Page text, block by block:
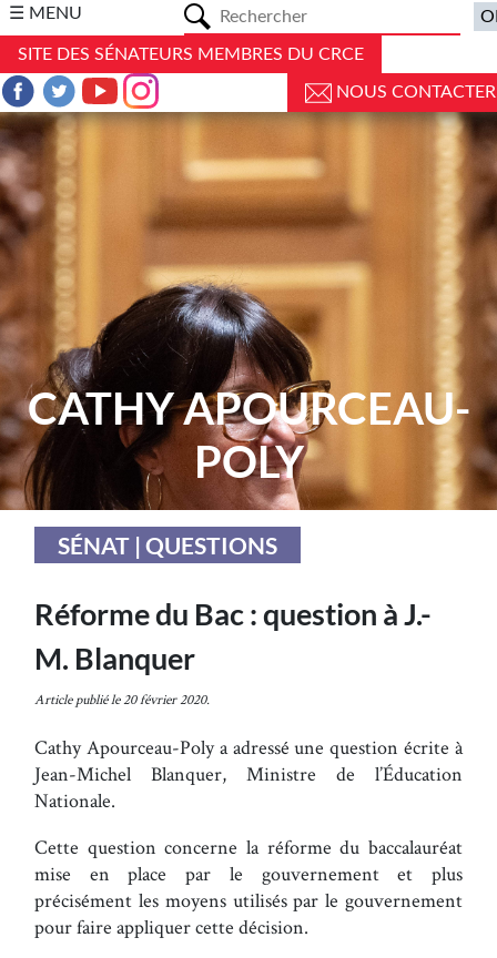
☰ MENU
SITE DES SÉNATEURS MEMBRES DU CRCE
NOUS CONTACTER
CATHY APOURCEAU-
POLY
SÉNAT | QUESTIONS
Réforme du Bac : question à J.-
M. Blanquer
Article publié le 20 février 2020.
Cathy Apourceau-Poly a adressé une question écrite à
Jean-Michel Blanquer, Ministre de l’Éducation
Nationale.
Cette question concerne la réforme du baccalauréat
mise en place par le gouvernement et plus
précisément les moyens utilisés par le gouvernement
pour faire appliquer cette décision.